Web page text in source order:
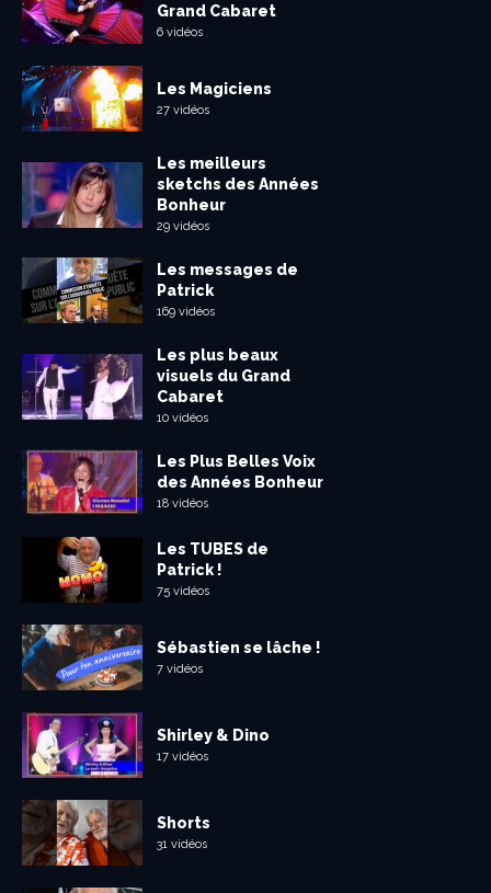
Grand Cabaret
6 vidéos
Les Magiciens
27 vidéos
Les meilleurs
sketchs des Années
Bonheur
29 vidéos
Les messages de
Patrick
169 vidéos
Les plus beaux
visuels du Grand
Cabaret
10 vidéos
Les Plus Belles Voix
des Années Bonheur
18 vidéos
Les TUBES de
Patrick !
75 vidéos
Sébastien se lâche !
7 vidéos
Shirley & Dino
17 vidéos
Shorts
31 vidéos